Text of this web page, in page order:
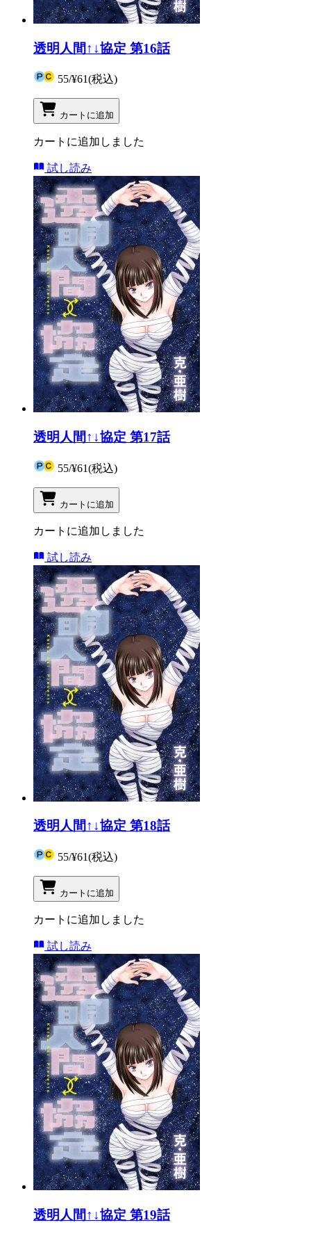
透明人間↑↓協定 第16話
55/¥61(税込)
カートに追加
カートに追加しました
試し読み
透明人間↑↓協定 第17話
55/¥61(税込)
カートに追加
カートに追加しました
試し読み
透明人間↑↓協定 第18話
55/¥61(税込)
カートに追加
カートに追加しました
試し読み
透明人間↑↓協定 第19話